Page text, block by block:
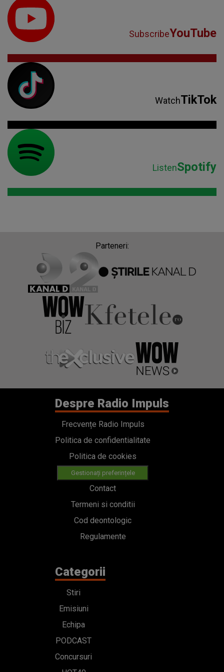
SubscribeYouTube
WatchTikTok
ListenSpotify
Parteneri:
Despre Radio Impuls
Frecvențe Radio Impuls
Politica de confidentialitate
Politica de cookies
Gestionați preferințele
Contact
Termeni si conditii
Cod deontologic
Regulamente
Categorii
Stiri
Emisiuni
Echipa
PODCAST
Concursuri